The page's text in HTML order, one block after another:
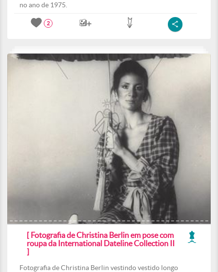
no ano de 1975.
2
[ Fotografia de Christina Berlin em pose com
roupa da International Dateline Collection II
]
Fotografia de Christina Berlin vestindo vestido longo